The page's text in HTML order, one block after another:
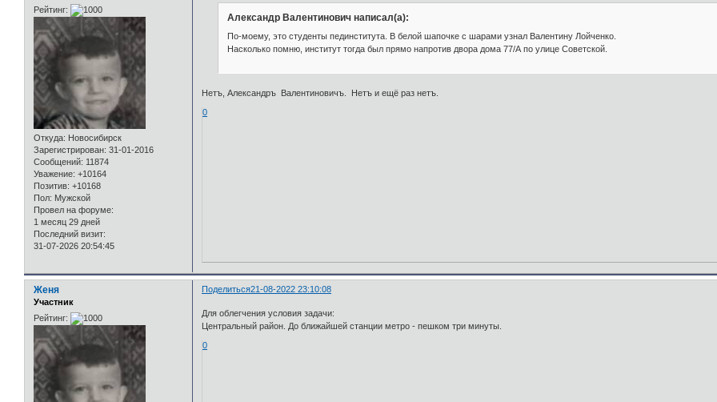
Рейтинг:
Откуда: Новосибирск
Зарегистрирован: 31-01-2016
Сообщений: 11874
Уважение: +10164
Позитив: +10168
Пол: Мужской
Провел на форуме:
1 месяц 29 дней
Последний визит:
31-07-2026 20:54:45
Александр Валентинович написал(а):
По-моему, это студенты пединститута. В белой шапочке с шарами узнал Валентину Лойченко.
Насколько помню, институт тогда был прямо напротив двора дома 77/А по улице Советской.
Нетъ, Александръ Валентиновичъ. Нетъ и ещё раз нетъ.
0
Поделиться21-08-2022 23:10:08
Женя
Участник
Рейтинг:
Для облегчения условия задачи:
Центральный район. До ближайшей станции метро - пешком три минуты.
0